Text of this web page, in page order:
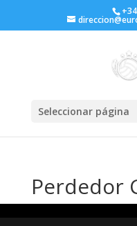
Seleccionar página
Perdedor